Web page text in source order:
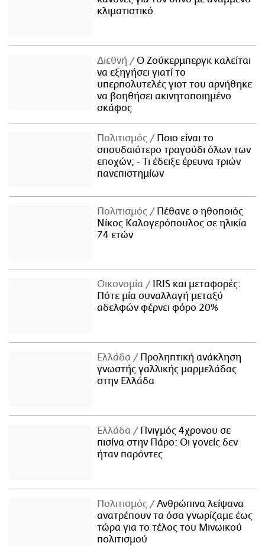
κλιματιστικό
Διεθνή
Ο Ζούκερμπεργκ καλείται
να εξηγήσει γιατί το
υπερπολυτελές γιοτ του αρνήθηκε
να βοηθήσει ακινητοποιημένο
σκάφος
Πολιτισμός
Ποιο είναι το
σπουδαιότερο τραγούδι όλων των
εποχών; - Τι έδειξε έρευνα τριών
πανεπιστημίων
Πολιτισμός
Πέθανε ο ηθοποιός
Νίκος Καλογερόπουλος σε ηλικία
74 ετών
Οικονομία
IRIS και μεταφορές:
Πότε μία συναλλαγή μεταξύ
αδελφών φέρνει φόρο 20%
Ελλάδα
Προληπτική ανάκληση
γνωστής γαλλικής μαρμελάδας
στην Ελλάδα
Ελλάδα
Πνιγμός 4χρονου σε
πισίνα στην Πάρο: Οι γονείς δεν
ήταν παρόντες
Πολιτισμός
Ανθρώπινα λείψανα
ανατρέπουν τα όσα γνωρίζαμε έως
τώρα για το τέλος του Μινωικού
πολιτισμού